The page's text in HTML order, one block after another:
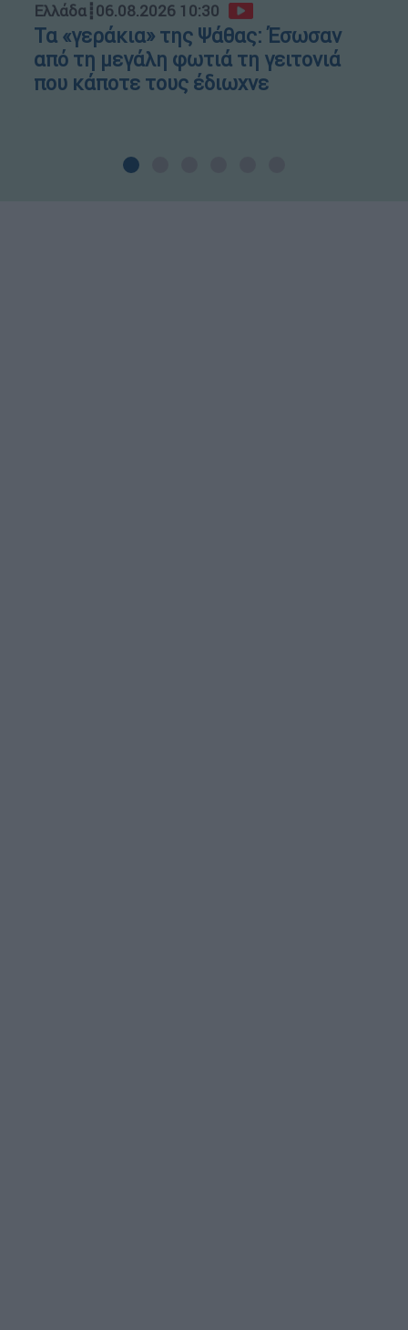
Ελλάδα┋06.08.2026 10:30
Τα «γεράκια» της Ψάθας: Έσωσαν
από τη μεγάλη φωτιά τη γειτονιά
που κάποτε τους έδιωχνε